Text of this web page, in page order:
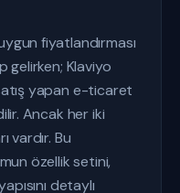
fiyatlandırması
gelirken; Klaviyo
yapan e-ticaret
Ancak her iki
vardır. Bu
özellik setini,
detaylı